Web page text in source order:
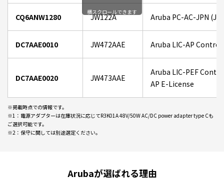
CQ6ANW1280 JW122A Aruba PC-AC-JPN
DC7AAE0010 JW472AAE Aruba LIC-AP
DC7AAE0020 JW473AAE
Aruba LIC-PEF
AP E-License
※掲載時点での情報です。
※1：電源アダプターは在庫状況に応じてR3K01A 48V/50W AC/DC power adapter type Cも
ご選択可能です。
※2：保守に関しては別途選定ください。
横スクロールできます
Arubaが選ばれる理由